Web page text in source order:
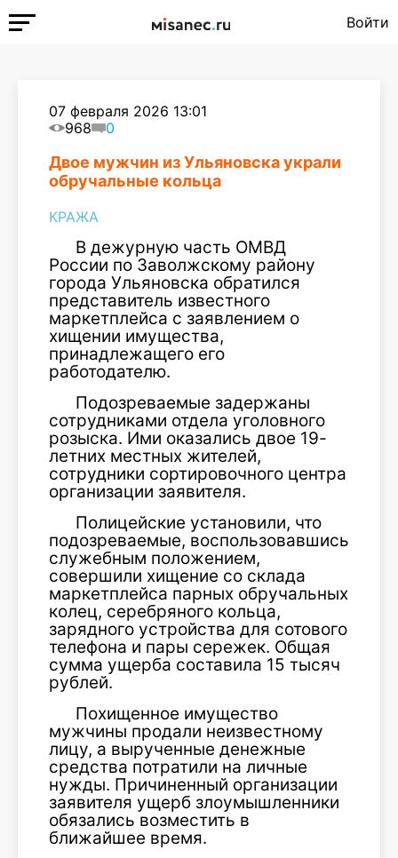
Войти
07 февраля 2026 13:01
968
0
Двое мужчин из Ульяновска украли
обручальные кольца
КРАЖА
В дежурную часть ОМВД
России по Заволжскому району
города Ульяновска обратился
представитель известного
маркетплейса с заявлением о
хищении имущества,
принадлежащего его
работодателю.
Подозреваемые задержаны
сотрудниками отдела уголовного
розыска. Ими оказались двое 19-
летних местных жителей,
сотрудники сортировочного центра
организации заявителя.
Полицейские установили, что
подозреваемые, воспользовавшись
служебным положением,
совершили хищение со склада
маркетплейса парных обручальных
колец, серебряного кольца,
зарядного устройства для сотового
телефона и пары сережек. Общая
сумма ущерба составила 15 тысяч
рублей.
Похищенное имущество
мужчины продали неизвестному
лицу, а вырученные денежные
средства потратили на личные
нужды. Причиненный организации
заявителя ущерб злоумышленники
обязались возместить в
ближайшее время.